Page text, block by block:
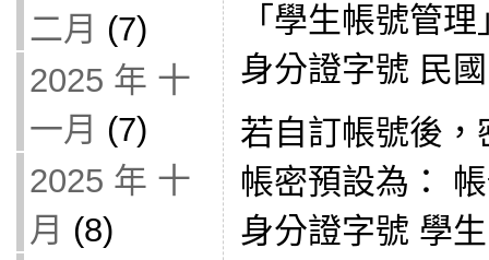
二月 (7)
2025 年 十
一月 (7)
2025 年 十
月 (8)
「學生帳號管
身分證字號 民
若自訂帳號後
帳密預設為：
身分證字號 學